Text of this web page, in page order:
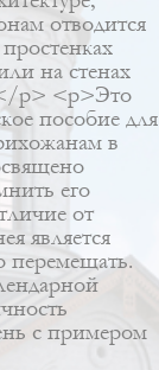
отводится
на стенах
p> <p>Это
пособие для
в
его
от
является
с примером